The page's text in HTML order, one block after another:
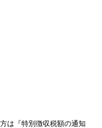
は『特別徴収税額の通知